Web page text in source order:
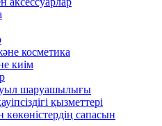
косметика
киім
шаруашылығы
қызметтері
көкөністердің сапасын